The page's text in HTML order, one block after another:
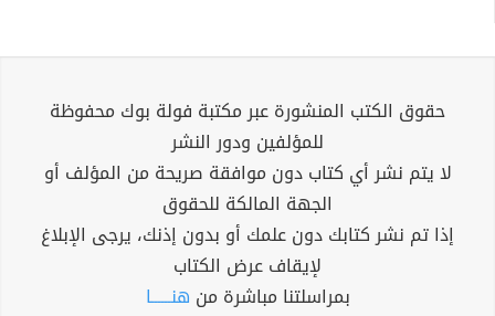
حقوق الكتب المنشورة عبر مكتبة فولة بوك محفوظة
للمؤلفين ودور النشر
لا يتم نشر أي كتاب دون موافقة صريحة من المؤلف أو
الجهة المالكة للحقوق
إذا تم نشر كتابك دون علمك أو بدون إذنك، يرجى الإبلاغ
لإيقاف عرض الكتاب
بمراسلتنا مباشرة من هنــــــا